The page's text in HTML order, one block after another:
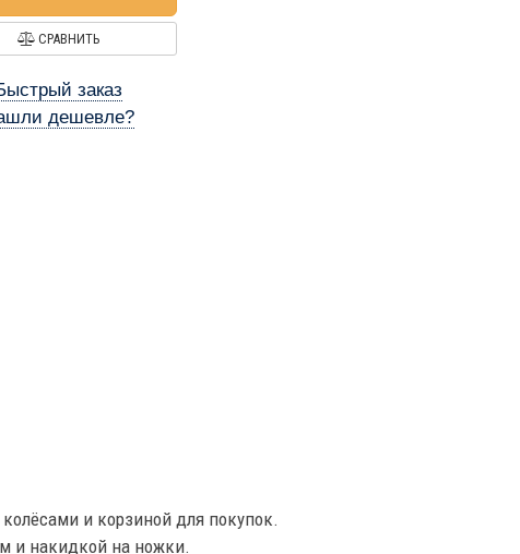
СРАВНИТЬ
заказ
дешевле?
и корзиной для покупок.
и накидкой на ножки.